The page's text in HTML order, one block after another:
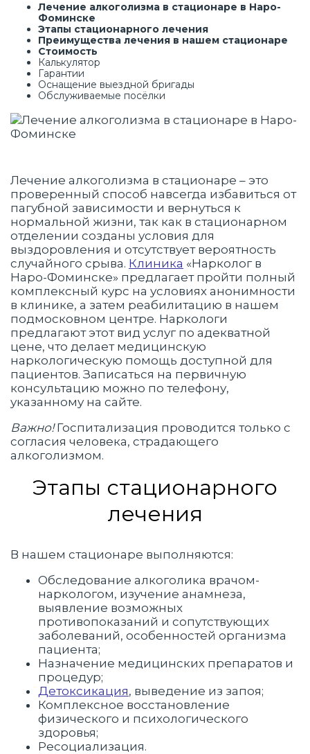
Лечение алкоголизма в стационаре в Наро-
Фоминске
Этапы стационарного лечения
Преимущества лечения в нашем стационаре
Стоимость
Калькулятор
Гарантии
Оснащение выездной бригады
Обслуживаемые посёлки
Лечение алкоголизма в стационаре – это
проверенный способ навсегда избавиться от
пагубной зависимости и вернуться к
нормальной жизни, так как в стационарном
отделении созданы условия для
выздоровления и отсутствует вероятность
случайного срыва. Клиника «Нарколог в
Наро-Фоминске» предлагает пройти полный
комплексный курс на условиях анонимности
в клинике, а затем реабилитацию в нашем
подмосковном центре. Наркологи
предлагают этот вид услуг по адекватной
цене, что делает медицинскую
наркологическую помощь доступной для
пациентов. Записаться на первичную
консультацию можно по телефону,
указанному на сайте.
Важно!Госпитализация проводится только с
согласия человека, страдающего
алкоголизмом.
Этапы стационарного
лечения
В нашем стационаре выполняются:
Обследование алкоголика врачом-
наркологом, изучение анамнеза,
выявление возможных
противопоказаний и сопутствующих
заболеваний, особенностей организма
пациента;
Назначение медицинских препаратов и
процедур;
Детоксикация, выведение из запоя;
Комплексное восстановление
физического и психологического
здоровья;
Ресоциализация.